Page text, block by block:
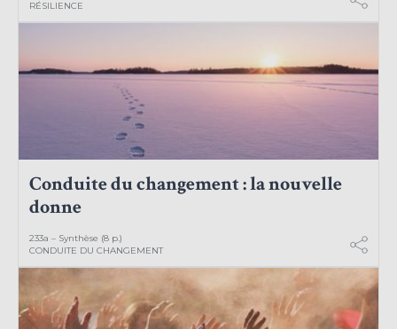
RÉSILIENCE
Conduite du changement : la nouvelle
donne
233a – Synthèse (8 p.)
CONDUITE DU CHANGEMENT